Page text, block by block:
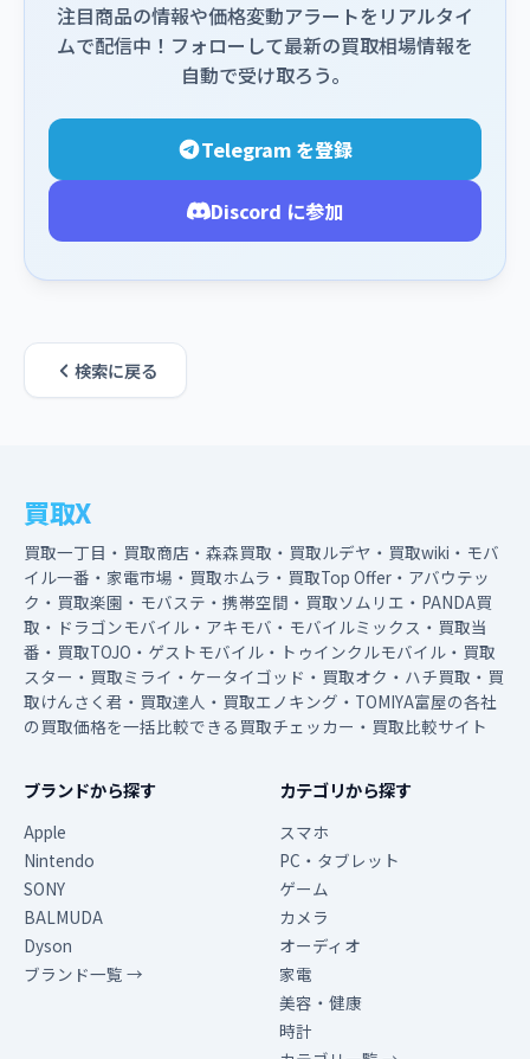
注目商品の情報や価格変動アラートをリアルタイ
ムで配信中！フォローして最新の買取相場情報を
自動で受け取ろう。
Telegram を登録
Discord に参加
検索に戻る
買取X
買取一丁目・買取商店・森森買取・買取ルデヤ・買取wiki・モバ
イル一番・家電市場・買取ホムラ・買取Top Offer・アバウテッ
ク・買取楽園・モバステ・携帯空間・買取ソムリエ・PANDA買
取・ドラゴンモバイル・アキモバ・モバイルミックス・買取当
番・買取TOJO・ゲストモバイル・トゥインクルモバイル・買取
スター・買取ミライ・ケータイゴッド・買取オク・ハチ買取・買
取けんさく君・買取達人・買取エノキング・TOMIYA富屋の各社
の買取価格を一括比較できる買取チェッカー・買取比較サイト
ブランドから探す
Apple
Nintendo
SONY
BALMUDA
Dyson
ブランド一覧 →
カテゴリから探す
スマホ
PC・タブレット
ゲーム
カメラ
オーディオ
家電
美容・健康
時計